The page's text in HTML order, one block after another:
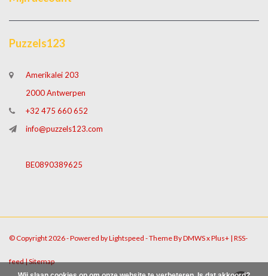
Puzzels123
Amerikalei 203
2000 Antwerpen
+32 475 660 652
info@puzzels123.com
BE0890389625
© Copyright 2026 - Powered byLightspeed - Theme ByDMWSxPlus+ | RSS-
feed|Sitemap